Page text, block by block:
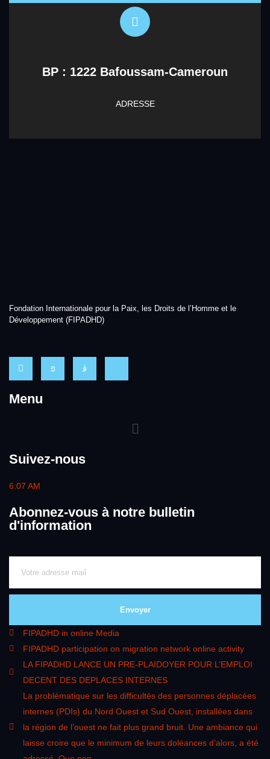
BP : 1222 Bafoussam-Cameroun
ADRESSE
Fondation Internationale pour la Paix, les Droits de l’Homme et le
Développement (FIPADHD)
Menu
Suivez-nous
6:07 AM
Abonnez-vous à notre bulletin
d'information
Envoyer
FIPADHD in online Media
FIPADHD participation on migration network online activity
LA FIPADHD LANCE UN PRE-PLAIDOYER POUR L’EMPLOI
DECENT DES DEPLACES INTERNES
La problématique sur les difficultés des personnes déplacées
internes (PDIs) du Nord Ouest et Sud Ouest, installées dans
la région de l’ouest ne fait plus grand bruit. Une ambiance qui
laisse croire que le minimum de leurs doléances d’alors, a été